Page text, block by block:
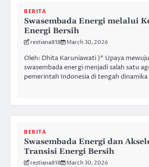
BERITA
Swasembada Energi melalui
Energi Bersih
restiana818 March 30, 2026
Oleh: Dhita Karuniawati )* Upaya
swasembada energi menjadi salah satu
pemerintah Indonesia di tengah
BERITA
Swasembada Energi dan
Transisi Energi Bersih
restiana818 March 30, 2026